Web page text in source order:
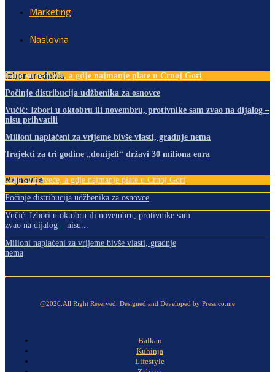
Marketing
Naslovna
Izbor urednika
Gdje su najveće, a gdje najmanje plate u Crnoj Gori
Počinje distribucija udžbenika za osnovce
Vučić: Izbori u oktobru ili novembru, protivnike sam zvao na dijalog –
nisu prihvatili
Milioni naplaćeni za vrijeme bivše vlasti, gradnje nema
Trajekti za tri godine „donijeli“ državi 30 miliona eura
Najnovije
Gdje su najveće, a gdje najmanje plate u Crnoj Gori
Počinje distribucija udžbenika za osnovce
Vučić: Izbori u oktobru ili novembru, protivnike sam
zvao na dijalog – nisu...
Milioni naplaćeni za vrijeme bivše vlasti, gradnje
nema
@2026.All Right Reserved. Designed and Developed by Press.co.me
Balkan
Kuhinja
Lifestyle